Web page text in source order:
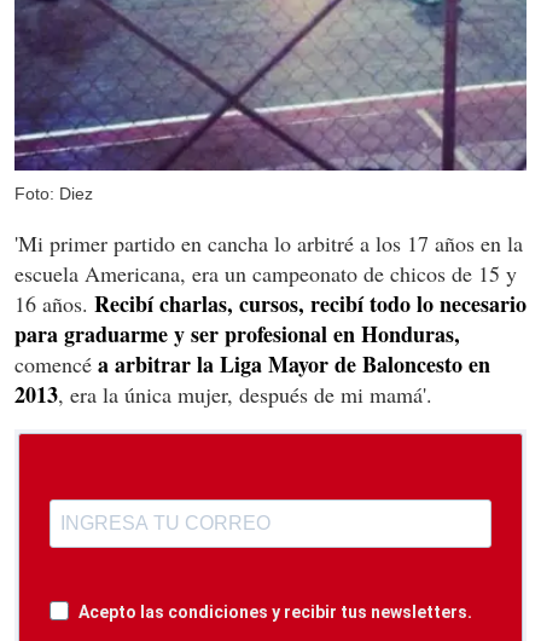
Foto: Diez
'Mi primer partido en cancha lo arbitré a los 17 años en la
escuela Americana, era un campeonato de chicos de 15 y
16 años. Recibí charlas, cursos, recibí todo lo necesario
para graduarme y ser profesional en Honduras,
comencé a arbitrar la Liga Mayor de Baloncesto en
2013, era la única mujer, después de mi mamá'.
Acepto las condiciones y recibir tus newsletters.